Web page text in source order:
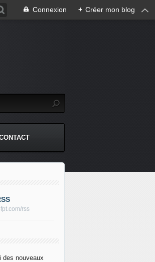
Connexion + Créer mon blog
rss
des nouveaux